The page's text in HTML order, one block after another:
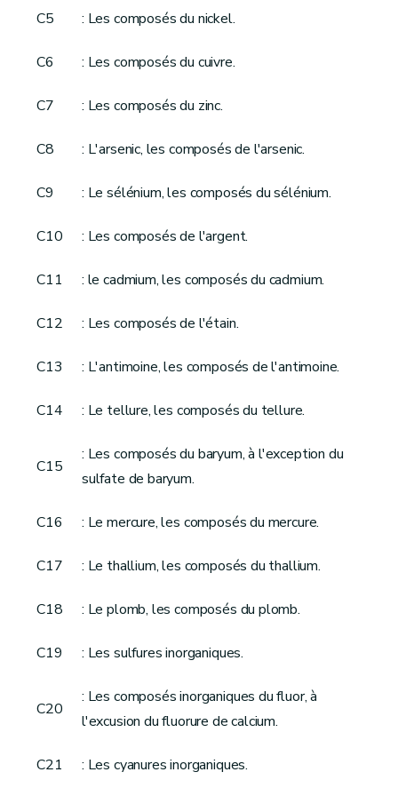
C5 : Les composés du nickel.
C6 : Les composés du cuivre.
C7 : Les composés du zinc.
C8 : L'arsenic, les composés de l'arsenic.
C9 : Le sélénium, les composés du sélénium.
C10 : Les composés de l'argent.
C11 : le cadmium, les composés du cadmium.
C12 : Les composés de l'étain.
C13 : L'antimoine, les composés de l'antimoine.
C14 : Le tellure, les composés du tellure.
C15
: Les composés du baryum, à l'exception du
sulfate de baryum.
C16 : Le mercure, les composés du mercure.
C17 : Le thallium, les composés du thallium.
C18 : Le plomb, les composés du plomb.
C19 : Les sulfures inorganiques.
C20
: Les composés inorganiques du fluor, à
l'excusion du fluorure de calcium.
C21 : Les cyanures inorganiques.